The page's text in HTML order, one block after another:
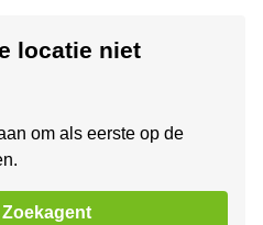
locatie niet
om als eerste op de